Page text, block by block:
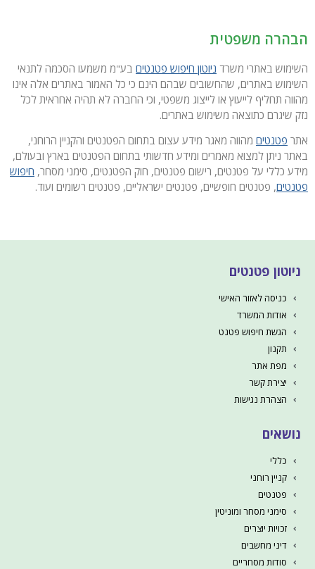
הבהרה משפטית
השימוש באתרי משרד ניוטון חיפוש פטנטים בע"מ משמעו הסכמה לתנאי
השימוש באתרים, שהחשובים שבהם הינם כי כל האמור באתרים אלה אינו
מהווה תחליף לייעוץ או לייצוג משפטי, וכי החברה לא תהיה אחראית לכל
נזק שיגרם כתוצאה משימוש באתרים.
אתר פטנטים מהווה מאגר מידע עצום בתחום הפטנטים והקניין הרוחני,
באתר ניתן למצוא מאמרים ומידע חדשותי בתחום הפטנטים בארץ ובעולם,
מידע כללי על פטנטים, רישום פטנטים, חוק הפטנטים, סימני מסחר, חיפוש
פטנטים, פטנטים חופשיים, פטנטים ישראליים, פטנטים רשומים ועוד.
ניוטון פטנטים
כניסה לאזור האישי
אודות המשרד
הגשת חיפוש פטנט
תקנון
מפת אתר
יצירת קשר
הצהרת נגישות
נושאים
כללי
קניין רוחני
פטנטים
סימני מסחר ומוניטין
זכויות יוצרים
דיני מחשבים
סודות מסחריים